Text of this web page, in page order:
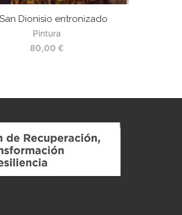
Dionisio entronizado
Pintura
80,00 €